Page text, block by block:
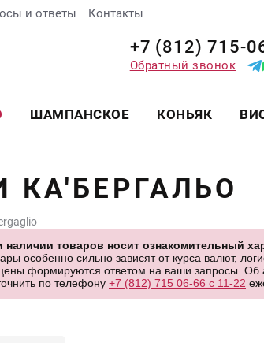
и ответы Контакты
+7 (812) 715-
Обратный звонок
ШАМПАНСКОЕ КОНЬЯК
КА'БЕРГАЛЬО
товаров носит ознакомительный
особенно сильно зависят от курса валют,
формируются ответом на ваши запросы. Об
по телефону +7 (812) 715 06-66 с 11-22